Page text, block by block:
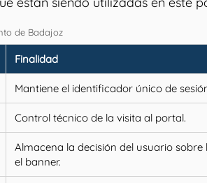
de Badajoz
Finalidad
Mantiene el identificador único de
Control técnico de la visita al portal.
Almacena la decisión del usuario
el banner.